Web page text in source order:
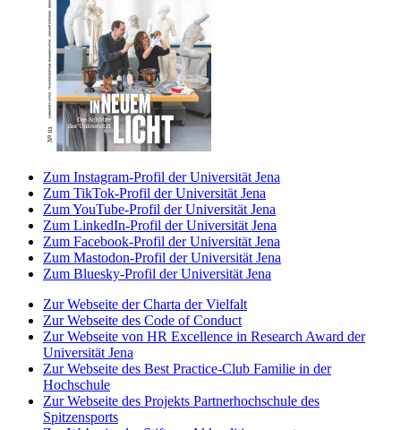
Zum Instagram-Profil der Universität Jena
Zum TikTok-Profil der Universität Jena
Zum YouTube-Profil der Universität Jena
Zum LinkedIn-Profil der Universität Jena
Zum Facebook-Profil der Universität Jena
Zum Mastodon-Profil der Universität Jena
Zum Bluesky-Profil der Universität Jena
Zur Webseite der Charta der Vielfalt
Zur Webseite des Code of Conduct
Zur Webseite von HR Excellence in Research Award der
Universität Jena
Zur Webseite des Best Practice-Club Familie in der
Hochschule
Zur Webseite des Projekts Partnerhochschule des
Spitzensports